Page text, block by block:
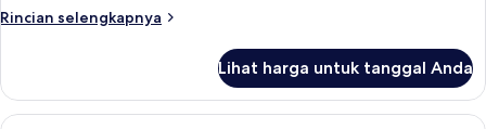
pemandangan
adults+1
Rincian selengkapnya
Rincian
Apartemen
Klasik,
Lihat harga untuk tanggal Anda
Brankas, Wi-Fi gratis, dan seprai linen